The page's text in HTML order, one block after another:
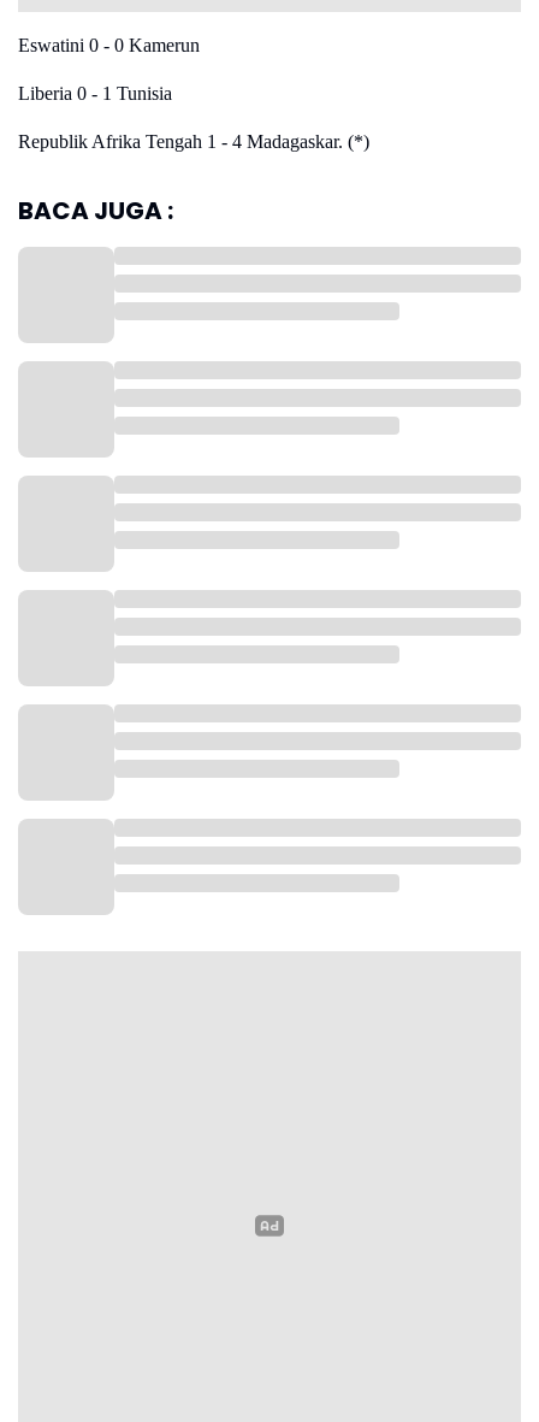
Eswatini 0 - 0 Kamerun
Liberia 0 - 1 Tunisia
Republik Afrika Tengah 1 - 4 Madagaskar. (*)
BACA JUGA :